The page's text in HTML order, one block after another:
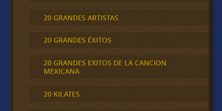
20 GRANDES ARTISTAS
20 GRANDES ÉXITOS
20 GRANDES EXITOS DE LA CANCION
MEXICANA
20 KILATES